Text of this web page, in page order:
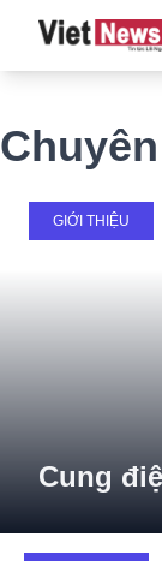
GIỚI THIỆU
Cung